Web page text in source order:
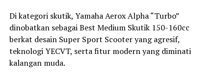
Di kategori skutik, Yamaha Aerox Alpha “Turbo”
dinobatkan sebagai Best Medium Skutik 150-160cc
berkat desain Super Sport Scooter yang agresif,
teknologi YECVT, serta fitur modern yang diminati
kalangan muda.